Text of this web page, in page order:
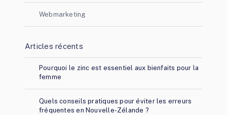
Webmarketing
Articles récents
Pourquoi le zinc est essentiel aux bienfaits pour la
femme
Quels conseils pratiques pour éviter les erreurs
fréquentes en Nouvelle-Zélande ?